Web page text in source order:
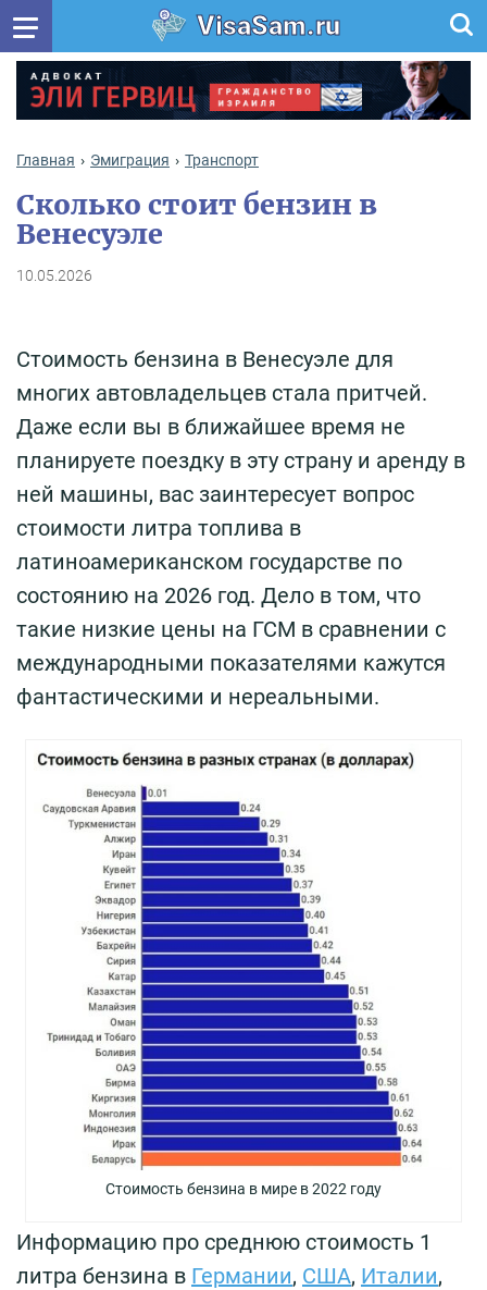
VisaSam.ru
Главная Эмиграция Транспорт
Сколько стоит бензин в
Венесуэле
10.05.2026
Стоимость бензина в Венесуэле для
многих автовладельцев стала притчей.
Даже если вы в ближайшее время не
планируете поездку в эту страну и аренду в
ней машины, вас заинтересует вопрос
стоимости литра топлива в
латиноамериканском государстве по
состоянию на 2026 год. Дело в том, что
такие низкие цены на ГСМ в сравнении с
международными показателями кажутся
фантастическими и нереальными.
Стоимость бензина в мире в 2022 году
Информацию про среднюю стоимость 1
литра бензина в Германии, США, Италии,